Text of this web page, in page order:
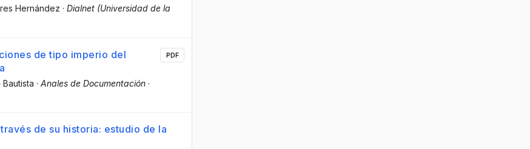
Hernández · Dialnet (Universidad de la
de tipo imperio del
Bautista · Anales de Documentación ·
PDF
de su historia: estudio de la